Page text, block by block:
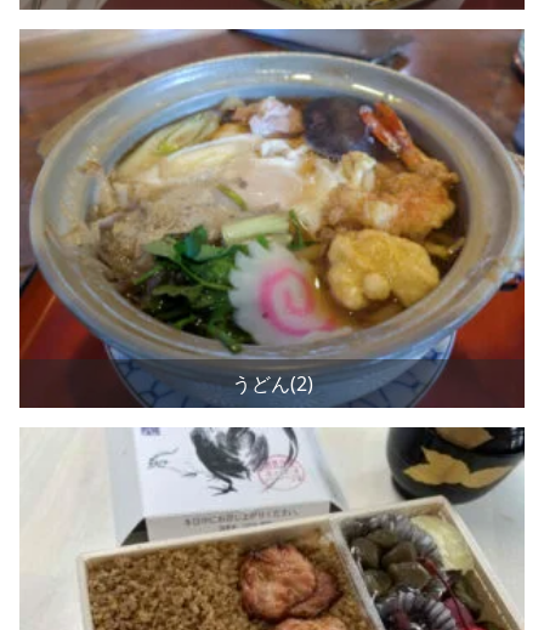
うどん(2)